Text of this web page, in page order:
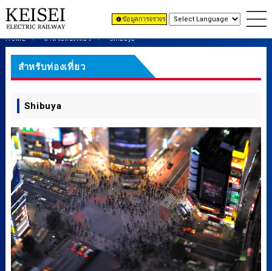
ข้อมูลการจราจร
HOME สำหรับท่องเที่ยว Shibuya
สำหรับท่องเที่ยว
Shibuya